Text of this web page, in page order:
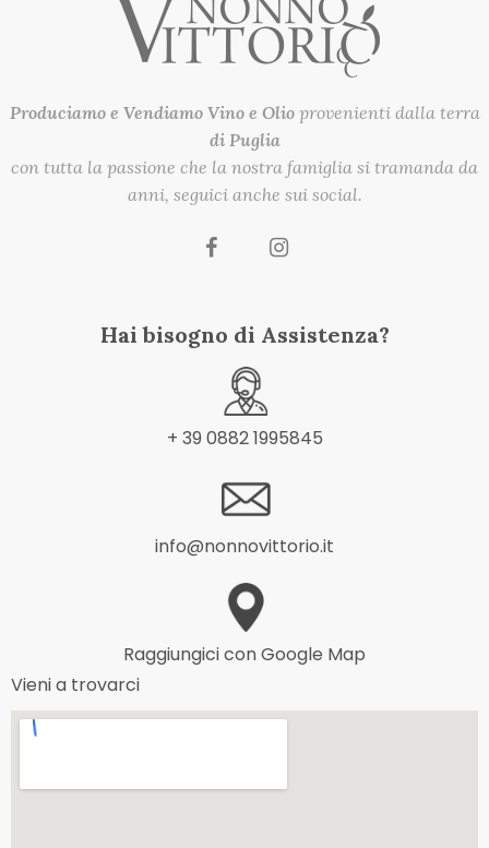
Produciamo e Vendiamo Vino e Olioprovenienti dalla terra
di Puglia
con tutta la passione che la nostra famiglia si tramanda da
anni, seguici anche sui social.
Hai bisogno di Assistenza?
+ 39 0882 1995845
info@nonnovittorio.it
Raggiungici con Google Map
Vieni a trovarci